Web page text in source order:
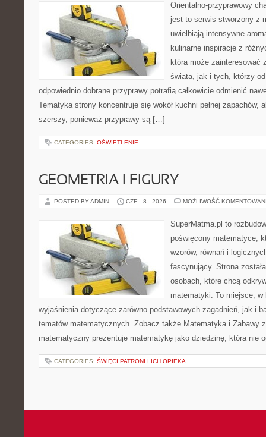
Orientalno-przyprawowy
jest to serwis stworzony z
uwielbiają intensywne
kulinarne inspiracje z
która może zainteresować
świata, jak i tych, którzy
odpowiednio dobrane przyprawy potrafią całkowicie odmienić
Tematyka strony koncentruje się wokół kuchni pełnej zapachów,
szerszy, ponieważ przyprawy są […]
CATEGORIES: OŚWIETLENIE
GEOMETRIA I FIGURY
POSTED BY ADMIN CZE - 8 - 2026 MOŻLIWOŚĆ
SuperMatma.pl to
poświęcony matematyce,
wzorów, równań i
fascynujący. Strona
osobach, które chcą
matematyki. To miejsce,
wyjaśnienia dotyczące zarówno podstawowych zagadnień, jak i
tematów matematycznych. Zobacz także Matematyka i Zabawy
matematyczny prezentuje matematykę jako dziedzinę, która nie
CATEGORIES: ŚWIĘCI PATRONI I ICH OPIEKA